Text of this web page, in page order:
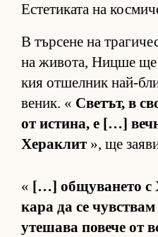
Естетиката на
В тър­сене на
на жи­во­та, Ницше
кия от­шел­ник най-
ве­ник. « Све­тът, в
от ис­ти­на, е […]
Хе­рак­лит », ще
« […] об­щу­ва­нето с
кара да се
уте­шава по­вече от